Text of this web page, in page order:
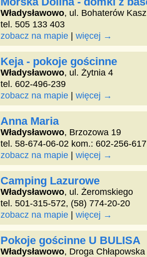
Władysławowo, ul. Bohaterów
tel. 505 133 403
zobacz na mapie| więcej →
Keja - pokoje gościnne
Władysławowo, ul. Żytnia 4
tel. 602-496-239
zobacz na mapie| więcej →
Anna Maria
Władysławowo, Brzozowa 19
tel. 58-674-06-02 kom.: 602-256-617
zobacz na mapie| więcej →
Camping Lazurowe
Władysławowo, ul. Żeromskiego
tel. 501-315-572, (58) 774-20-20
zobacz na mapie| więcej →
Pokoje gościnne U BULISA
Władysławowo, Droga